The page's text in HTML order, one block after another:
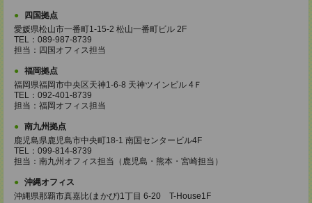
四国拠点
愛媛県松山市一番町1-15-2 松山一番町ビル 2F
TEL：089-987-8739
担当：四国オフィス担当
福岡拠点
福岡県福岡市中央区天神1-6-8 天神ツインビル 4Ｆ
TEL：092-401-8739
担当：福岡オフィス担当
南九州拠点
鹿児島県鹿児島市中央町18-1 南国センタービル4F
TEL：099-814-8739
担当：南九州オフィス担当（鹿児島・熊本・宮崎担当）
沖縄オフィス
沖縄県那覇市真嘉比(まかび)1丁目 6-20 T-House1F